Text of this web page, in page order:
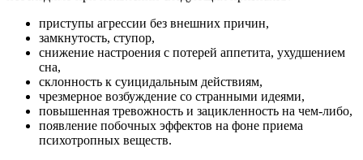
приступы агрессии без внешних причин,
замкнутость, ступор,
снижение настроения с потерей аппетита, ухудшением
сна,
склонность к суицидальным действиям,
чрезмерное возбуждение со странными идеями,
повышенная тревожность и зацикленность на чем-либо,
появление побочных эффектов на фоне приема
психотропных веществ.